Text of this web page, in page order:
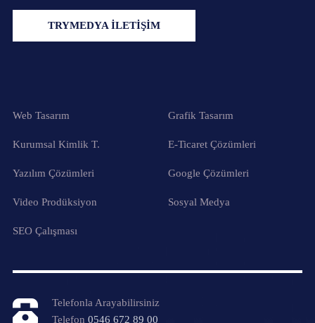
TRYMEDYA İLETİŞİM
Web Tasarım Grafik Tasarım
Kurumsal Kimlik T. E-Ticaret Çözümleri
Yazılım Çözümleri Google Çözümleri
Video Prodüksiyon Sosyal Medya
SEO Çalışması
Telefonla Arayabilirsiniz
Telefon 0546 672 89 00